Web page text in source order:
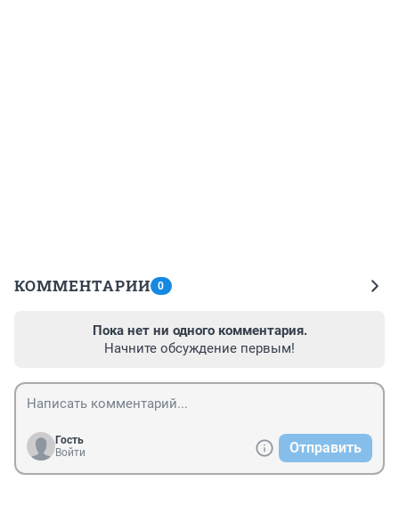
КОММЕНТАРИИ 0
Пока нет ни одного комментария.
Начните обсуждение первым!
Гость
Войти
Отправить